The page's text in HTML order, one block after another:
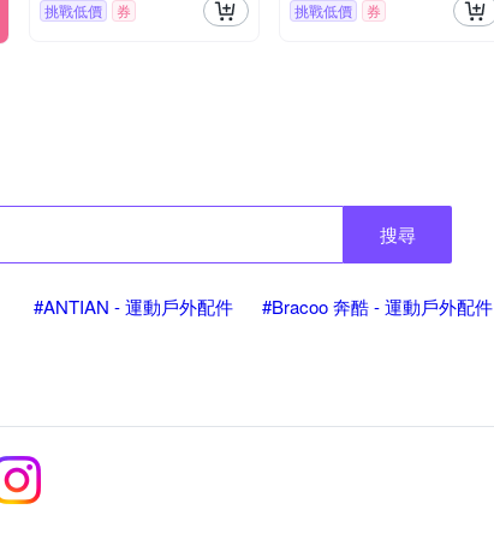
挑戰低價 券 挑戰低價 券
搜尋
#ANTIAN - 運動戶外配件 #Bracoo 奔酷 - 運動戶外配件